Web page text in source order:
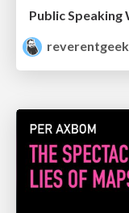
reverentgeek